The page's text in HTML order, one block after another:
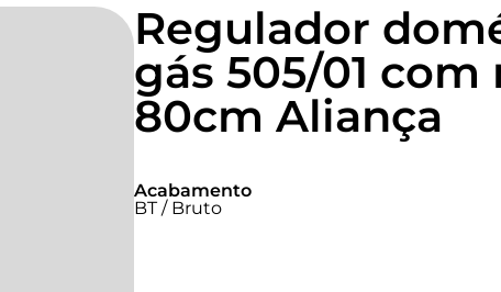
Regulador
gás 505/01
80cm Aliança
Acabamento
BT / Bruto